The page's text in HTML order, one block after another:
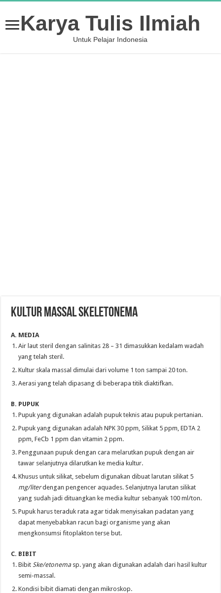
Karya Tulis Ilmiah
Untuk Pelajar Indonesia
KULTUR MASSAL SKELETONEMA
A. MEDIA
Air laut steril dengan salinitas 28 – 31 dimasukkan kedalam wadah
yang telah steril.
Kultur skala massal dimulai dari volume 1 ton sampai 20 ton.
Aerasi yang telah dipasang di beberapa titik diaktifkan.
B. PUPUK
Pupuk yang digunakan adalah pupuk teknis atau pupuk pertanian.
Pupuk yang digunakan adalah NPK 30 ppm, Silikat 5 ppm, EDTA 2
ppm, FeCb 1 ppm dan vitamin 2 ppm.
Penggunaan pupuk dengan cara melarutkan pupuk dengan air
tawar selanjutnya dilarutkan ke media kultur.
Khusus untuk silikat, sebelum digunakan dibuat larutan silikat 5
mg/literdengan pengencer aquades. Selanjutnya larutan silikat
yang sudah jadi dituangkan ke media kultur sebanyak 100 ml/ton.
Pupuk harus teraduk rata agar tidak menyisakan padatan yang
dapat menyebabkan racun bagi organisme yang akan
mengkonsumsi fitoplakton terse but.
C. BIBIT
BibitSke/etonema sp. yang akan digunakan adalah dari hasil kultur
semi-massal.
Kondisi bibit diamati dengan mikroskop.